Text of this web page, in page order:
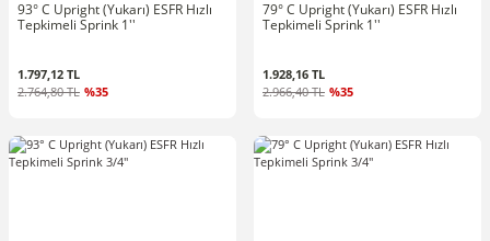
93° C Upright (Yukarı) ESFR Hızlı
Tepkimeli Sprink 1''
1.797,12 TL
2.764,80 TL %35
79° C Upright (Yukarı) ESFR Hızlı
Tepkimeli Sprink 1''
1.928,16 TL
2.966,40 TL %35